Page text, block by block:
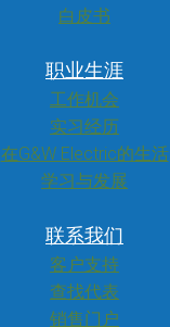
白皮书
职业生涯
工作机会
实习经历
在G&W Electric的生活
学习与发展
联系我们
客户支持
查找代表
销售门户